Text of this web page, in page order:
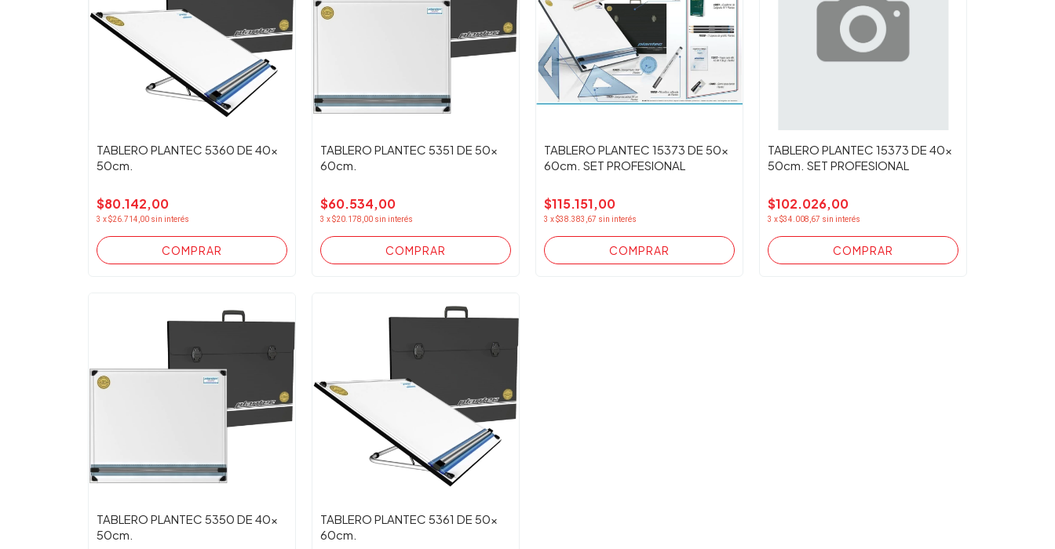
TABLERO PLANTEC 5360 DE 40x
50cm.
$80.142,00
3 x$26.714,00 sin interés
TABLERO PLANTEC 5351 DE 50x
60cm.
$60.534,00
3 x$20.178,00 sin interés
TABLERO PLANTEC 15373 DE 50x
60cm. SET PROFESIONAL
$115.151,00
3 x$38.383,67 sin interés
TABLERO PLANTEC 15373 DE 40x
50cm. SET PROFESIONAL
$102.026,00
3 x$34.008,67 sin interés
TABLERO PLANTEC 5350 DE 40x
50cm.
TABLERO PLANTEC 5361 DE 50x
60cm.